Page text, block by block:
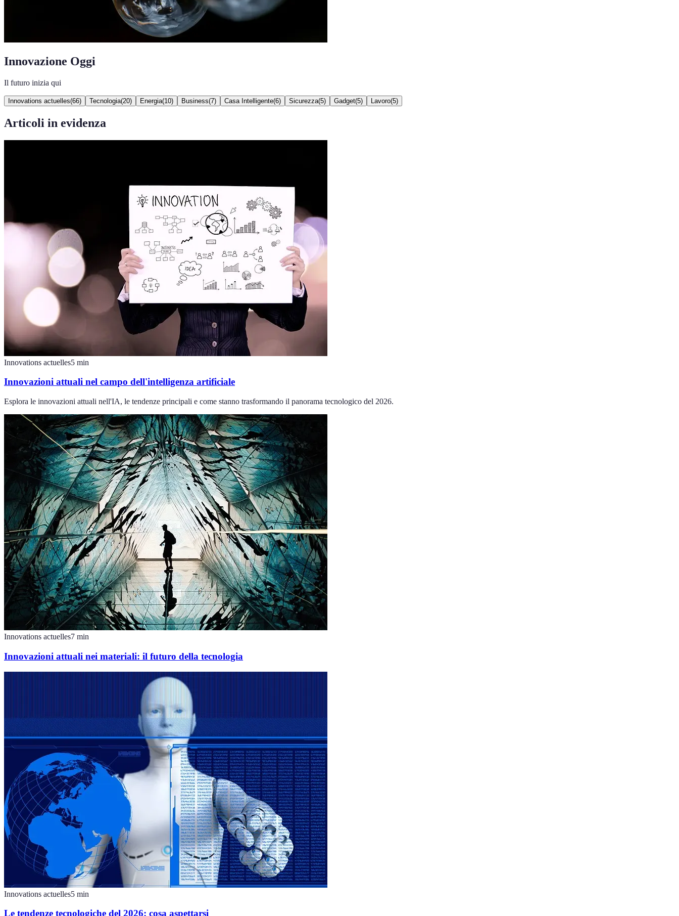
Innovazione Oggi
Il futuro inizia qui
Innovations actuelles(66) Tecnologia(20) Energia(10) Business(7) Casa Intelligente(6) Sicurezza(5) Gadget(5) Lavoro(5)
Articoli in evidenza
Innovations actuelles5 min
Innovazioni attuali nel campo dell'intelligenza artificiale
Esplora le innovazioni attuali nell'IA, le tendenze principali e come stanno trasformando il panorama tecnologico del 2026.
Innovations actuelles7 min
Innovazioni attuali nei materiali: il futuro della tecnologia
Innovations actuelles5 min
Le tendenze tecnologiche del 2026: cosa aspettarsi